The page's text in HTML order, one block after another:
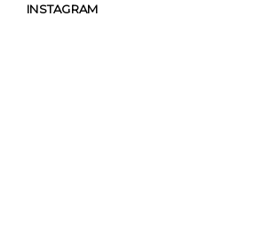
INSTAGRAM